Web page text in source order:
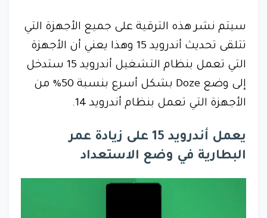
سيتم نشر هذه الترقية على جميع الأجهزة التي
تتلقى تحديث أندرويد 15 وهذا يعني أن الأجهزة
التي تعمل بنظام التشغيل أندرويد 15 ستدخل
إلى وضع Doze بشكل أسرع بنسبة 50% من
الأجهزة التي تعمل بنظام أندرويد 14.
يعمل أندرويد 15 على زيادة عمر
البطارية في وضع الاستعداد